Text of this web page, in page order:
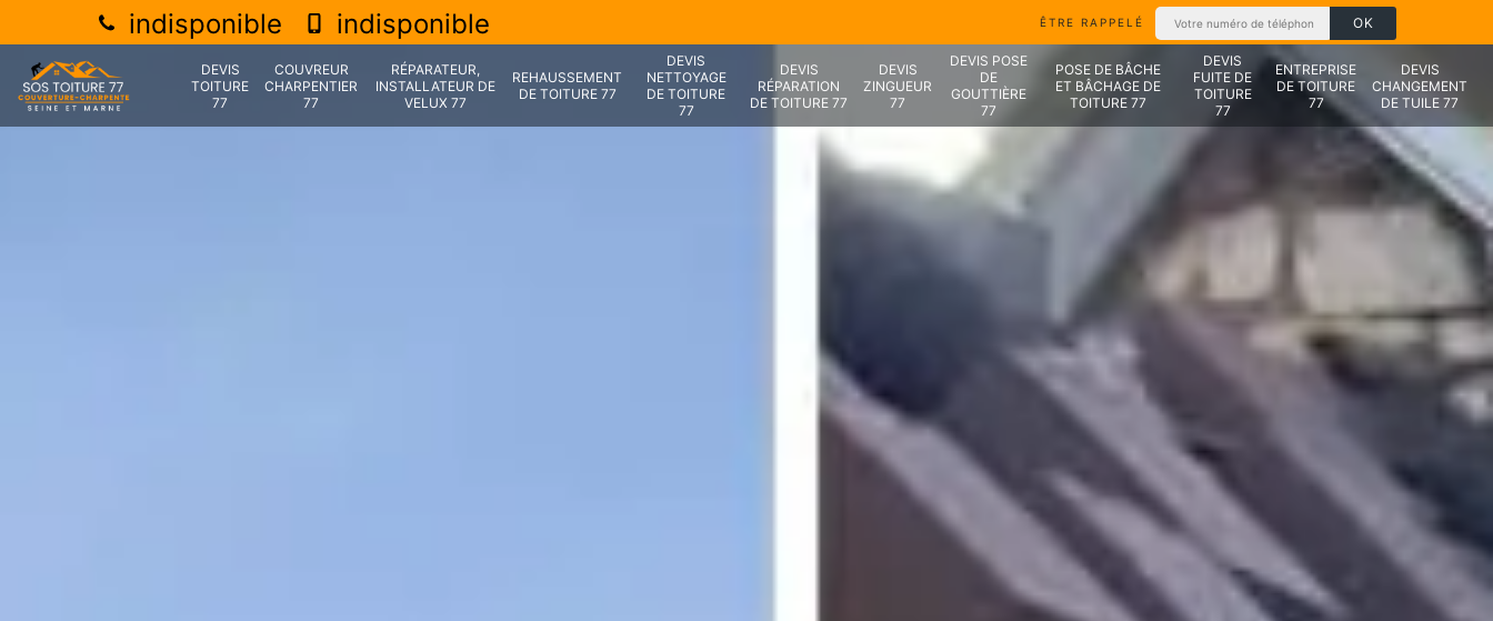
indisponible indisponible ÊTRE RAPPELÉ
DEVIS
TOITURE
77
COUVREUR
CHARPENTIER
77
RÉPARATEUR,
INSTALLATEUR DE
VELUX 77
REHAUSSEMENT
DE TOITURE 77
DEVIS
NETTOYAGE
DE TOITURE
77
DEVIS
RÉPARATION
DE TOITURE 77
DEVIS
ZINGUEUR
77
DEVIS POSE
DE
GOUTTIÈRE
77
POSE DE BÂCHE
ET BÂCHAGE DE
TOITURE 77
DEVIS
FUITE DE
TOITURE
77
ENTREPRISE
DE TOITURE
77
DEVIS
CHANGEMENT
DE TUILE 77